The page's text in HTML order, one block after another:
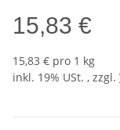
15,83 €
15,83 € pro 1 kg
inkl. 19% USt. , zzgl.